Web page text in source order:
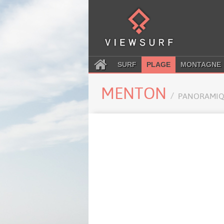
SURF PLAGE MONTAGNE
MENTON